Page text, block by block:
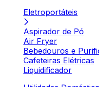
Eletroportáteis
Aspirador de Pó
Air Fryer
Bebedouros e
Cafeteiras Elétricas
Liquidificador